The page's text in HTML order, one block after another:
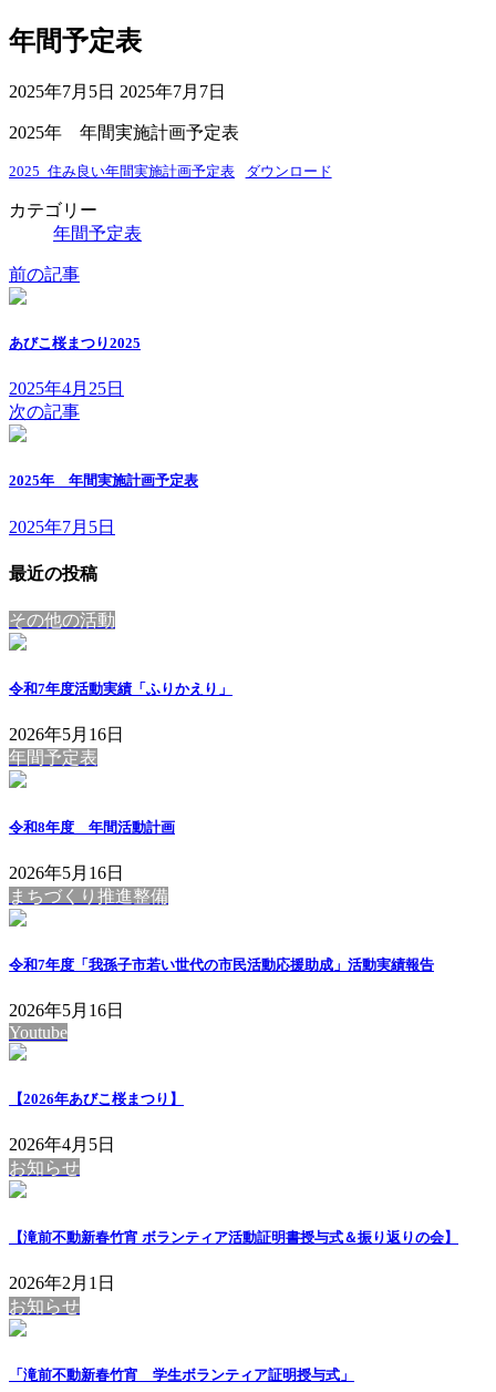
年間予定表
2025年7月5日 最
更
新
日
:
2025年7月7日
2025年 年間実施計画予定表
2025_住み良い年間実施計画予定表 ダウンロード
カテゴリー
年間予定表
前の記事
あびこ桜まつり2025
2025年4月25日
次の記事
2025年 年間実施計画予定表
2025年7月5日
最近の投稿
その他の活動
令和7年度活動実績「ふりかえり」
2026年5月16日
年間予定表
令和8年度 年間活動計画
2026年5月16日
まちづくり推進整備
令和7年度「我孫子市若い世代の市民活動応援助成」活動実績報告
2026年5月16日
Youtube
【2026年あびこ桜まつり】
2026年4月5日
お知らせ
【滝前不動新春竹宵 ボランティア活動証明書授与式＆振り返りの会】
2026年2月1日
お知らせ
「滝前不動新春竹宵 学生ボランティア証明授与式」